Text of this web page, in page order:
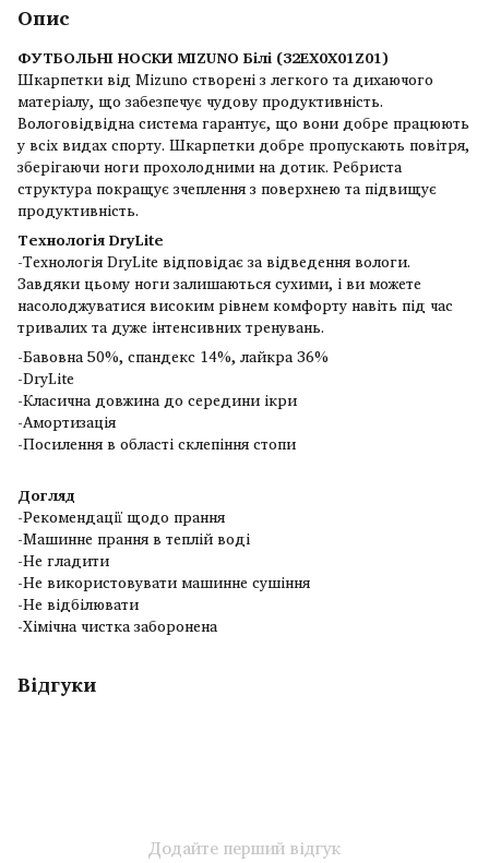
Опис
ФУТБОЛЬНІ НОСКИ MIZUNO Білі (32EX0X01Z01)
Шкарпетки від Mizuno створені з легкого та дихаючого
матеріалу, що забезпечує чудову продуктивність.
Вологовідвідна система гарантує, що вони добре працюють
у всіх видах спорту. Шкарпетки добре пропускають повітря,
зберігаючи ноги прохолодними на дотик. Ребриста
структура покращує зчеплення з поверхнею та підвищує
продуктивність.
Технологія DryLite
-Технологія DryLite відповідає за відведення вологи.
Завдяки цьому ноги залишаються сухими, і ви можете
насолоджуватися високим рівнем комфорту навіть під час
тривалих та дуже інтенсивних тренувань.
-Бавовна 50%, спандекс 14%, лайкра 36%
-DryLite
-Класична довжина до середини ікри
-Амортизація
-Посилення в області склепіння стопи
Догляд
-Рекомендації щодо прання
-Машинне прання в теплій воді
-Не гладити
-Не використовувати машинне сушіння
-Не відбілювати
-Хімічна чистка заборонена
Відгуки
Додайте перший відгук